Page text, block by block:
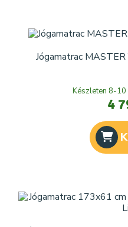
Jógamatrac
Készleten 8-10
4